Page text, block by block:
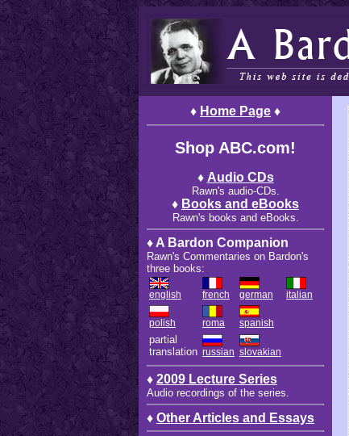
♦ Home Page ♦
Shop ABC.com!
♦ Audio CDs
Rawn's audio-CDs.
♦ Books and eBooks
Rawn's books and eBooks.
♦ A Bardon Companion
Rawn's Commentaries on Bardon's
three books:
english french german italian
polish roma spanish
partial
translation russian slovakian
♦ 2009 Lecture Series
Audio recordings of the series.
♦ Other Articles and Essays